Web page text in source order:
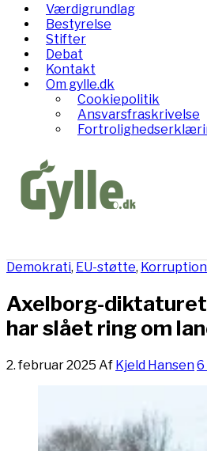
Værdigrundlag
Bestyrelse
Stifter
Debat
Kontakt
Om gylle.dk
Cookiepolitik
Ansvarsfraskrivelse
Demokrati, EU-støtte, Korruption
Axelborg-
har slået ring om
2. februar 2025 Af Kjeld Hansen6